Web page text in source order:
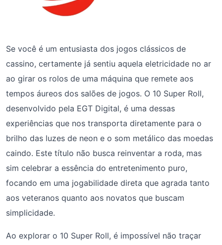
Se você é um entusiasta dos jogos clássicos de
cassino, certamente já sentiu aquela eletricidade no ar
ao girar os rolos de uma máquina que remete aos
tempos áureos dos salões de jogos. O 10 Super Roll,
desenvolvido pela EGT Digital, é uma dessas
experiências que nos transporta diretamente para o
brilho das luzes de neon e o som metálico das moedas
caindo. Este título não busca reinventar a roda, mas
sim celebrar a essência do entretenimento puro,
focando em uma jogabilidade direta que agrada tanto
aos veteranos quanto aos novatos que buscam
simplicidade.
Ao explorar o 10 Super Roll, é impossível não traçar